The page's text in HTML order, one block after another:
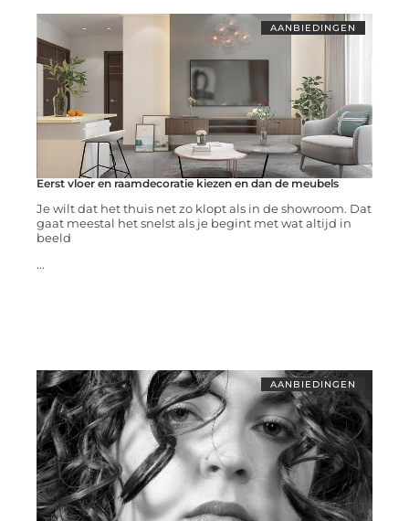
AANBIEDINGEN
Eerst vloer en raamdecoratie kiezen en dan de meubels
Je wilt dat het thuis net zo klopt als in de showroom. Dat
gaat meestal het snelst als je begint met wat altijd in
beeld
...
AANBIEDINGEN